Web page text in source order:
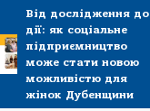
Від дослідження до
дії: як соціальне
підприємництво
може стати новою
можливістю для
жінок Дубенщини